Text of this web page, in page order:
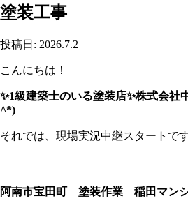
塗装工事
投稿日: 2026.7.2
こんにちは！
✨1級建築士のいる塗装店✨株式会
^*)
それでは、現場実況中継スタートです
阿南市宝田町 塗装作業 稲田マン